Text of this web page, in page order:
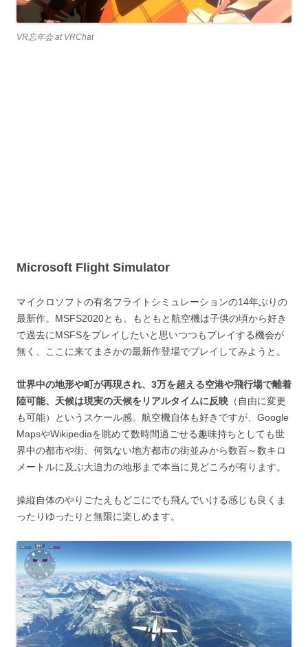
VR忘年会 at VRChat
Microsoft Flight Simulator
マイクロソフトの有名フライトシミュレーションの14年ぶりの
最新作。MSFS2020とも。もともと航空機は子供の頃から好き
で過去にMSFSをプレイしたいと思いつつもプレイする機会が
無く、ここに来てまさかの最新作登場でプレイしてみようと。
世界中の地形や町が再現され、3万を超える空港や飛行場で離着
陸可能、天候は現実の天候をリアルタイムに反映 （自由に変更
も可能）というスケール感。航空機自体も好きですが、Google
MapsやWikipediaを眺めて数時間過ごせる趣味持ちとしても世
界中の都市や街、何気ない地方都市の街並みから数百～数キロ
メートルに及ぶ大迫力の地形まで本当に見どころが有ります。
操縦自体のやりごたえもどこにでも飛んでいける感じも良くま
ったりゆったりと無限に楽しめます。